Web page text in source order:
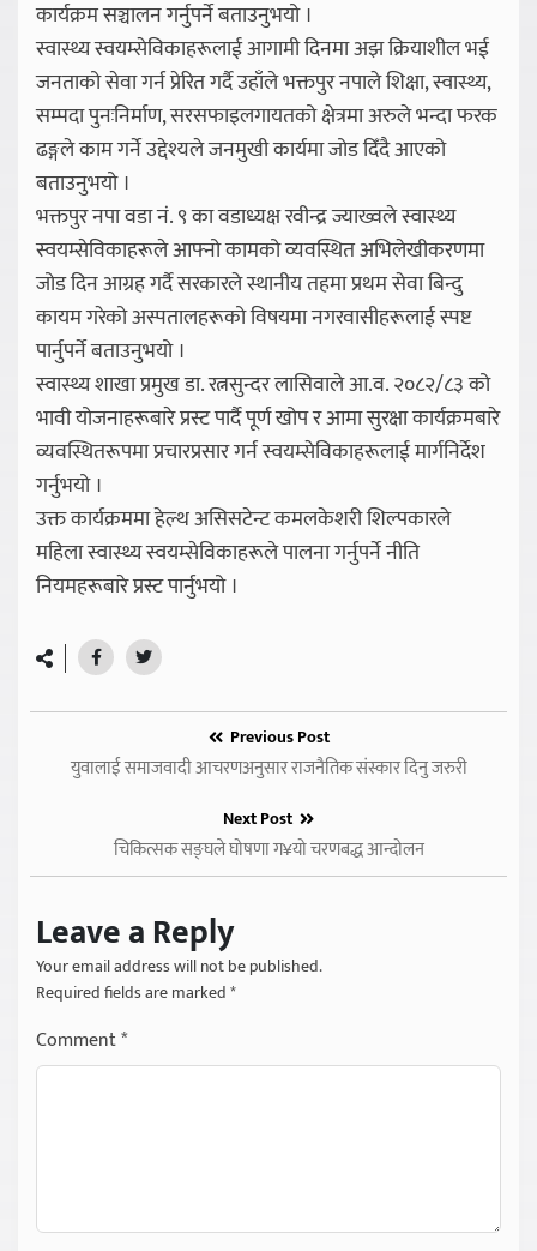
कार्यक्रम सञ्चालन गर्नुपर्ने बताउनुभयो ।
स्वास्थ्य स्वयम्सेविकाहरूलाई आगामी दिनमा अझ क्रियाशील भई
जनताको सेवा गर्न प्रेरित गर्दै उहाँले भक्तपुर नपाले शिक्षा, स्वास्थ्य,
सम्पदा पुनःनिर्माण, सरसफाइलगायतको क्षेत्रमा अरुले भन्दा फरक
ढङ्गले काम गर्ने उद्देश्यले जनमुखी कार्यमा जोड दिँदै आएको
बताउनुभयो ।
भक्तपुर नपा वडा नं. ९ का वडाध्यक्ष रवीन्द्र ज्याख्वले स्वास्थ्य
स्वयम्सेविकाहरूले आफ्नो कामको व्यवस्थित अभिलेखीकरणमा
जोड दिन आग्रह गर्दै सरकारले स्थानीय तहमा प्रथम सेवा बिन्दु
कायम गरेको अस्पतालहरूको विषयमा नगरवासीहरूलाई स्पष्ट
पार्नुपर्ने बताउनुभयो ।
स्वास्थ्य शाखा प्रमुख डा. रत्नसुन्दर लासिवाले आ.व. २०८२/८३ को
भावी योजनाहरूबारे प्रस्ट पार्दै पूर्ण खोप र आमा सुरक्षा कार्यक्रमबारे
व्यवस्थितरूपमा प्रचारप्रसार गर्न स्वयम्सेविकाहरूलाई मार्गनिर्देश
गर्नुभयो ।
उक्त कार्यक्रममा हेल्थ असिसटेन्ट कमलकेशरी शिल्पकारले
महिला स्वास्थ्य स्वयम्सेविकाहरूले पालना गर्नुपर्ने नीति
नियमहरूबारे प्रस्ट पार्नुभयो ।
Previous Post
युवालाई समाजवादी आचरणअनुसार राजनैतिक संस्कार दिनु जरुरी
Next Post
चिकित्सक सङ्घले घोषणा ग¥यो चरणबद्ध आन्दोलन
Leave a Reply
Your email address will not be published.
Required fields are marked*
Comment*